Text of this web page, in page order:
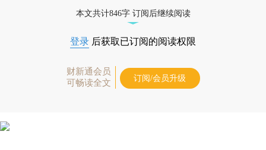
本文共计846字 订阅后继续阅读
登录 后获取已订阅的阅读权限
财新通会员
可畅读全文
订阅/会员升级